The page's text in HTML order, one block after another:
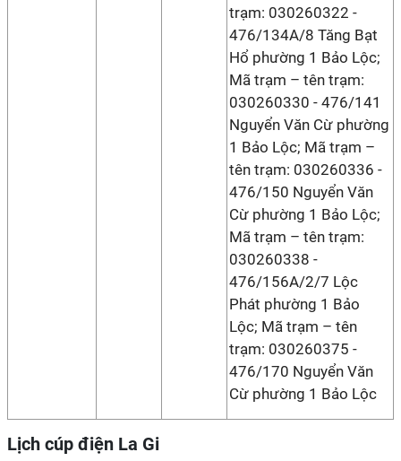
trạm: 030260322 -
476/134A/8 Tăng Bạt
Hổ phường 1 Bảo Lộc;
Mã trạm – tên trạm:
030260330 - 476/141
Nguyển Văn Cừ phường
1 Bảo Lộc; Mã trạm –
tên trạm: 030260336 -
476/150 Nguyển Văn
Cừ phường 1 Bảo Lộc;
Mã trạm – tên trạm:
030260338 -
476/156A/2/7 Lộc
Phát phường 1 Bảo
Lộc; Mã trạm – tên
trạm: 030260375 -
476/170 Nguyển Văn
Cừ phường 1 Bảo Lộc
Lịch cúp điện La Gi